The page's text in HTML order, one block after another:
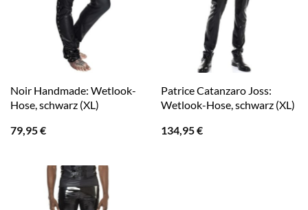
Noir Handmade: Wetlook-
Hose, schwarz (XL)
79,95€
Patrice Catanzaro Joss:
Wetlook-Hose, schwarz (XL)
134,95€